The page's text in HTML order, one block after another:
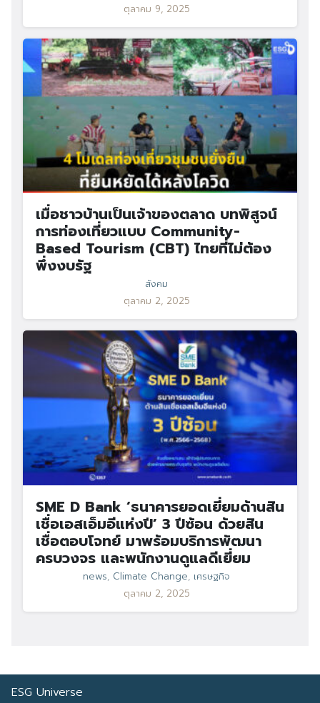
ตุลาคม 9, 2025
เมื่อชาวบ้านเป็นเจ้าของตลาด บทพิสูจน์
การท่องเที่ยวแบบ Community-
Based Tourism (CBT) ไทยที่ไม่ต้อง
พึ่งงบรัฐ
สังคม
ตุลาคม 2, 2025
SME D Bank ‘ธนาคารยอดเยี่ยมด้านสิน
เชื่อเอสเอ็มอีแห่งปี’ 3 ปีซ้อน ด้วยสิน
เชื่อตอบโจทย์ มาพร้อมบริการพัฒนา
ครบวงจร และพนักงานดูแลดีเยี่ยม
news, Climate Change, เศรษฐกิจ
ตุลาคม 2, 2025
ESG Universe